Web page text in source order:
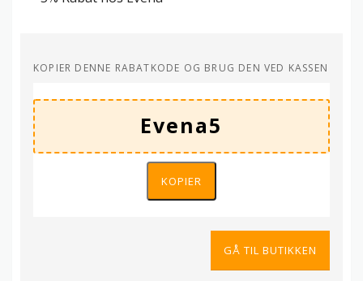
KOPIER DENNE RABATKODE OG BRUG DEN VED KASSEN
KOPIER
GÅ TIL BUTIKKEN